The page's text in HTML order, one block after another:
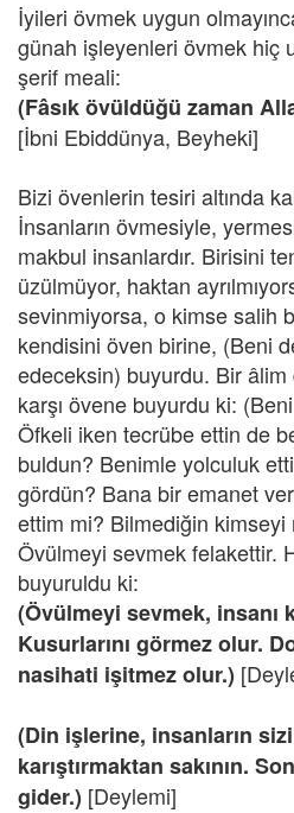
İyileri övmek uygun
günah işleyenleri övmek hiç
şerif meali:
(Fâsık övüldüğü zaman
[İbni Ebiddünya, Beyheki]
Bizi övenlerin tesiri altında
İnsanların övmesiyle,
makbul insanlardır. Birisini
üzülmüyor, haktan
sevinmiyorsa, o kimse salih
kendisini öven birine, (Beni
edeceksin) buyurdu. Bir
karşı övene buyurdu ki:
Öfkeli iken tecrübe ettin de
buldun? Benimle yolculuk
gördün? Bana bir emanet
ettim mi? Bilmediğin kimseyi
Övülmeyi sevmek felakettir.
buyuruldu ki:
(Övülmeyi sevmek, insanı
Kusurlarını görmez olur.
nasihati işitmez olur.)
(Din işlerine, insanların
karıştırmaktan sakının.
gider.) [Deylemi]